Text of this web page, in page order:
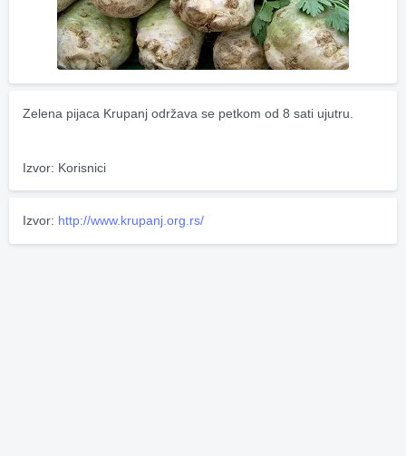
Zelena pijaca Krupanj održava se petkom od 8 sati ujutru.
Izvor: Korisnici
Izvor: http://www.krupanj.org.rs/